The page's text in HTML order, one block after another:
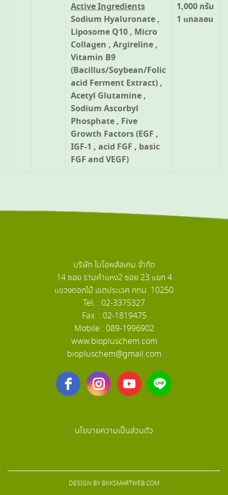
Active Ingredients
Sodium Hyaluronate ,
Liposome Q10 , Micro
Collagen , Argireline ,
Vitamin B9
(Bacillus/Soybean/Folic
acid Ferment Extract) ,
Acetyl Glutamine ,
Sodium Ascorbyl
Phosphate , Five
Growth Factors (EGF ,
IGF-1 , acid FGF , basic
FGF and VEGF)
1,000 กรัม
1 แกลลอน
บริษัท ไบโอพลัสเคม จำกัด
14 ซอย รามคำแหง2 ซอย 23 แยก 4
แขวงดอกไม้ เขตประเวศ กทม. 10250
Tel. : 02-3375327
Fax. : 02-1819475
Mobile : 089-1996902
www.biopluschem.com
biopluschem@gmail.com
นโยบายความเป็นส่วนตัว
DESIGN BYBKKSMARTWEB.COM